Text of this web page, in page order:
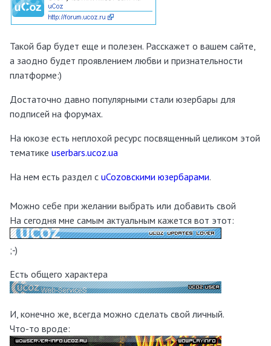
Такой бар будет еще и полезен. Расскажет о вашем сайте,
а заодно будет проявлением любви и признательности
платформе:)
Достаточно давно популярными стали юзербары для
подписей на форумах.
На юкозе есть неплохой ресурс посвященный целиком этой
тематике userbars.ucoz.ua
На нем есть раздел с uCozовскими юзербарами.
Можно себе при желании выбрать или добавить свой
На сегодня мне самым актуальным кажется вот этот:
;-)
Есть общего характера
И, конечно же, всегда можно сделать свой личный.
Что-то вроде: